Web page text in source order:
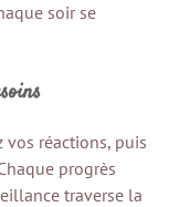
soir se
vos réactions, puis
progrès
traverse la